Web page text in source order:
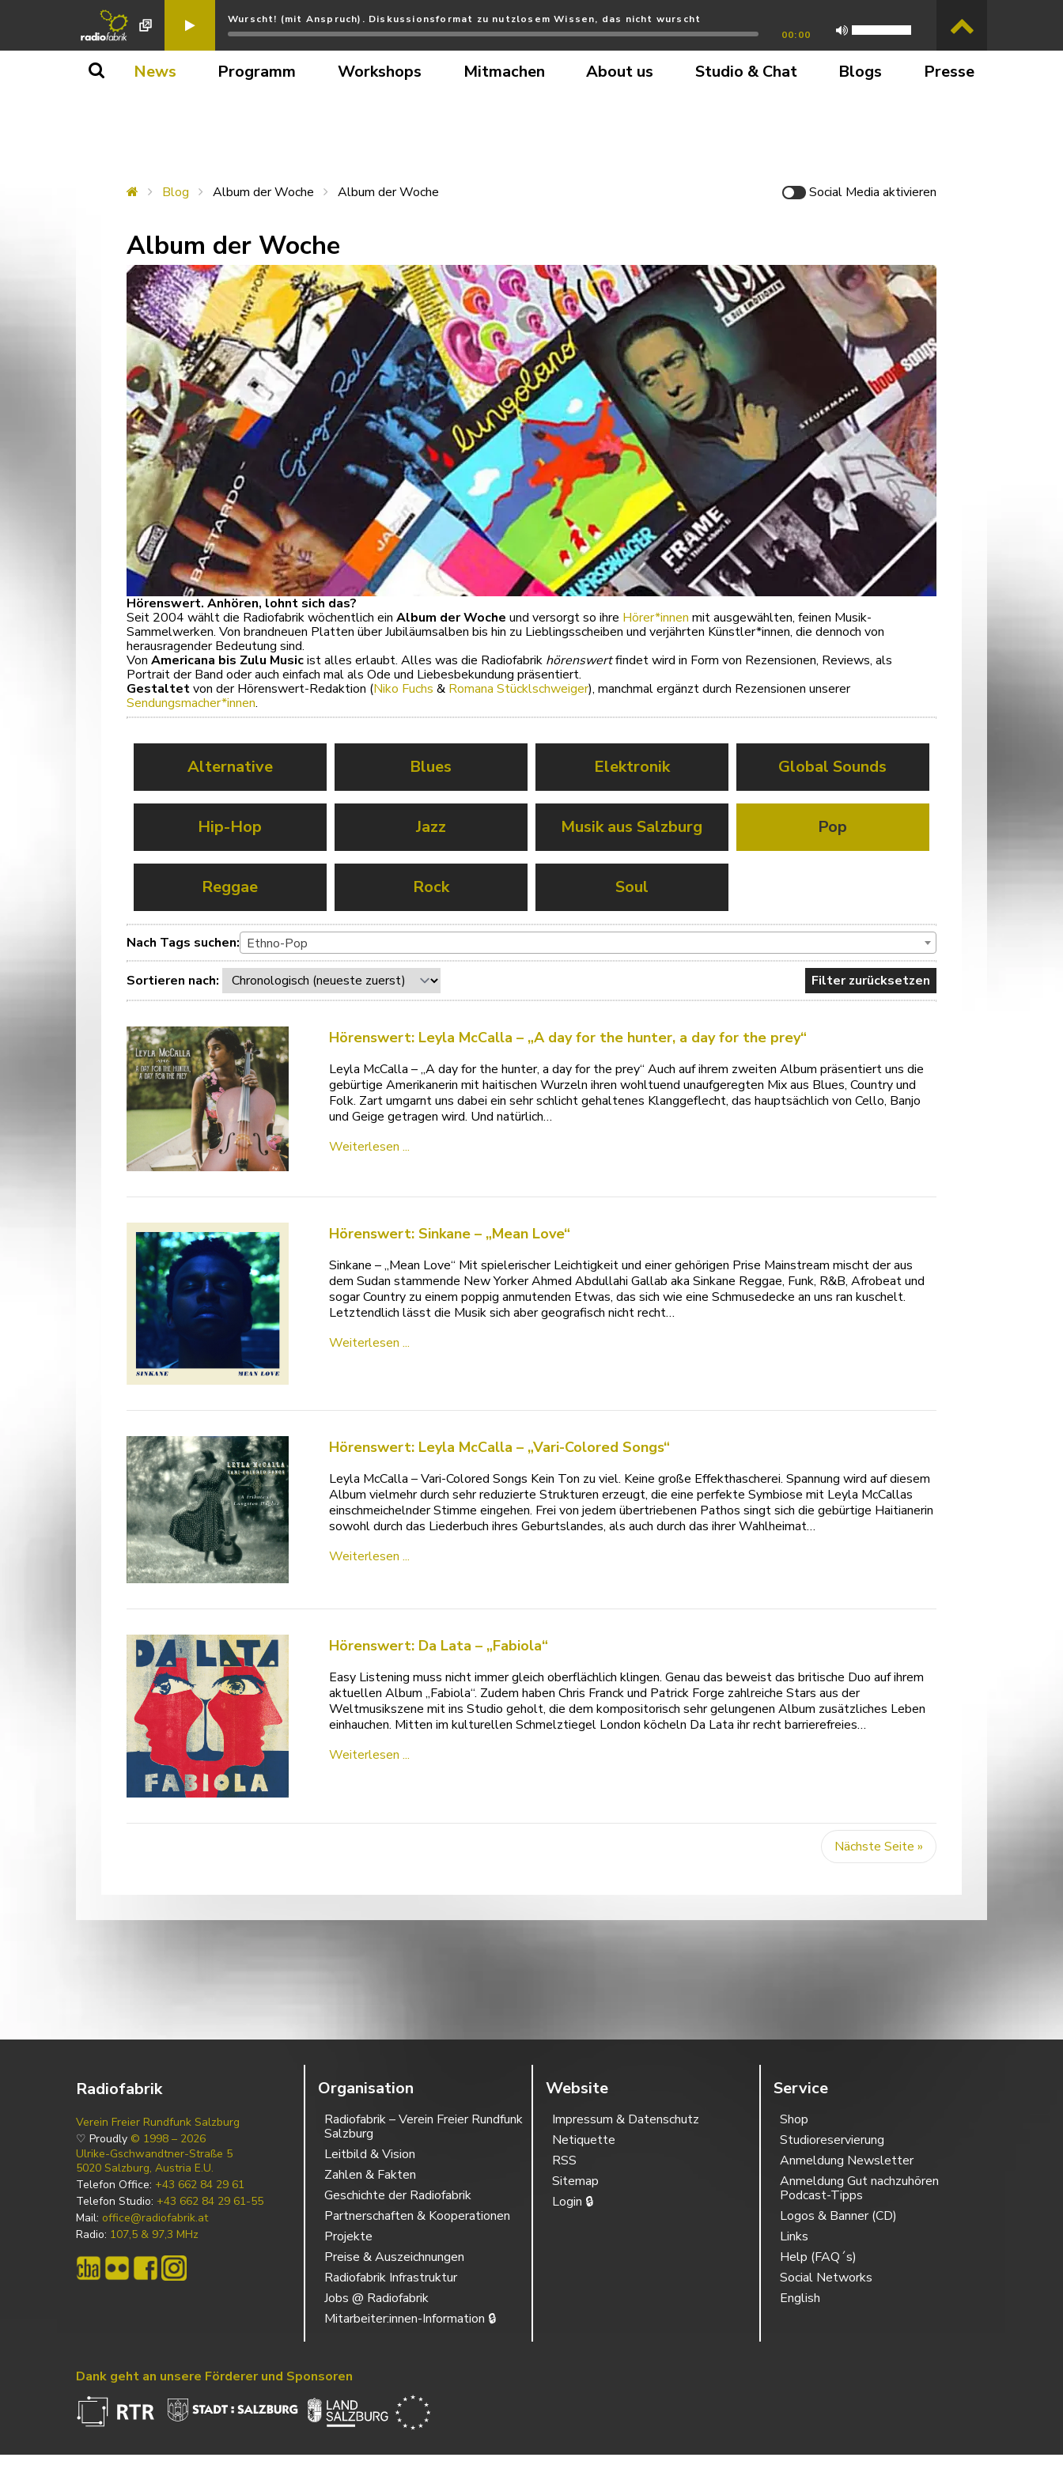
Wurscht! (mit Anspruch). Diskussionsformat zu nutzlosem Wissen, das nicht wurscht
00:00
News Programm Workshops Mitmachen About us Studio & Chat Blogs Presse
Blog Album der Woche Album der Woche Social Media aktivieren
Album der Woche
Hörenswert. Anhören, lohnt sich das?
Seit 2004 wählt die Radiofabrik wöchentlich ein Album der Woche und versorgt so ihre Hörer*innen mit ausgewählten, feinen Musik-
Sammelwerken. Von brandneuen Platten über Jubiläumsalben bis hin zu Lieblingsscheiben und verjährten Künstler*innen, die dennoch von
herausragender Bedeutung sind.
Von Americana bis Zulu Musicist alles erlaubt. Alles was die Radiofabrik hörenswertfindet wird in Form von Rezensionen, Reviews, als
Portrait der Band oder auch einfach mal als Ode und Liebesbekundung präsentiert.
Gestaltetvon der Hörenswert-Redaktion (Niko Fuchs & Romana Stücklschweiger), manchmal ergänzt durch Rezensionen unserer
Sendungsmacher*innen.
Alternative Blues Elektronik Global Sounds
Hip-Hop Jazz Musik aus Salzburg Pop
Reggae Rock Soul
Nach Tags suchen: Ethno-Pop
Sortieren nach: Filter zurücksetzen
Hörenswert: Leyla McCalla – „A day for the hunter, a day for the prey“
Leyla McCalla – „A day for the hunter, a day for the prey“ Auch auf ihrem zweiten Album präsentiert uns die
gebürtige Amerikanerin mit haitischen Wurzeln ihren wohltuend unaufgeregten Mix aus Blues, Country und
Folk. Zart umgarnt uns dabei ein sehr schlicht gehaltenes Klanggeflecht, das hauptsächlich von Cello, Banjo
und Geige getragen wird. Und natürlich…
Weiterlesen ...
Hörenswert: Sinkane – „Mean Love“
Sinkane – „Mean Love“ Mit spielerischer Leichtigkeit und einer gehörigen Prise Mainstream mischt der aus
dem Sudan stammende New Yorker Ahmed Abdullahi Gallab aka Sinkane Reggae, Funk, R&B, Afrobeat und
sogar Country zu einem poppig anmutenden Etwas, das sich wie eine Schmusedecke an uns ran kuschelt.
Letztendlich lässt die Musik sich aber geografisch nicht recht…
Weiterlesen ...
Hörenswert: Leyla McCalla – „Vari-Colored Songs“
Leyla McCalla – Vari-Colored Songs Kein Ton zu viel. Keine große Effekthascherei. Spannung wird auf diesem
Album vielmehr durch sehr reduzierte Strukturen erzeugt, die eine perfekte Symbiose mit Leyla McCallas
einschmeichelnder Stimme eingehen. Frei von jedem übertriebenen Pathos singt sich die gebürtige Haitianerin
sowohl durch das Liederbuch ihres Geburtslandes, als auch durch das ihrer Wahlheimat…
Weiterlesen ...
Hörenswert: Da Lata – „Fabiola“
Easy Listening muss nicht immer gleich oberflächlich klingen. Genau das beweist das britische Duo auf ihrem
aktuellen Album „Fabiola“. Zudem haben Chris Franck und Patrick Forge zahlreiche Stars aus der
Weltmusikszene mit ins Studio geholt, die dem kompositorisch sehr gelungenen Album zusätzliches Leben
einhauchen. Mitten im kulturellen Schmelztiegel London köcheln Da Lata ihr recht barrierefreies…
Weiterlesen ...
Nächste Seite »
Radiofabrik
Verein Freier Rundfunk Salzburg
♡ Proudly © 1998 – 2026
Ulrike-Gschwandtner-Straße 5
5020 Salzburg, Austria E.U.
Telefon Office: +43 662 84 29 61
Telefon Studio: +43 662 84 29 61-55
Mail: office@radiofabrik.at
Radio: 107,5 & 97,3 MHz
Organisation
Radiofabrik – Verein Freier Rundfunk
Salzburg
Leitbild & Vision
Zahlen & Fakten
Geschichte der Radiofabrik
Partnerschaften & Kooperationen
Projekte
Preise & Auszeichnungen
Radiofabrik Infrastruktur
Jobs @ Radiofabrik
Mitarbeiter:innen-Information 🔒
Website
Impressum & Datenschutz
Netiquette
RSS
Sitemap
Login 🔒
Service
Shop
Studioreservierung
Anmeldung Newsletter
Anmeldung Gut nachzuhören
Podcast-Tipps
Logos & Banner (CD)
Links
Help (FAQ´s)
Social Networks
English
Dank geht an unsere Förderer und Sponsoren